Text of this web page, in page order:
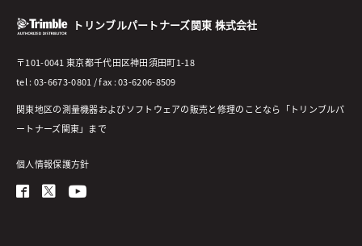
トリンブルパートナーズ関東 株式会社
〒101-0041 東京都千代田区神田須田町1-18
tel : 03-6673-0801 / fax : 03-6206-8509
関東地区の測量機器およびソフトウェアの販売と修理のことなら「トリンブルパ
ートナーズ関東」まで
個人情報保護方針